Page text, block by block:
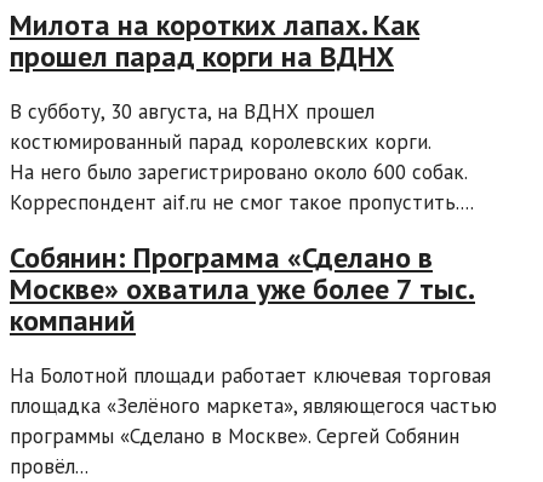
Милота на коротких лапах. Как
прошел парад корги на ВДНХ
В субботу, 30 августа, на ВДНХ прошел
костюмированный парад королевских корги.
На него было зарегистрировано около 600 собак.
Корреспондент aif.ru не смог такое пропустить....
Собянин: Программа «Сделано в
Москве» охватила уже более 7 тыс.
компаний
На Болотной площади работает ключевая торговая
площадка «Зелёного маркета», являющегося частью
программы «Сделано в Москве». Сергей Собянин
провёл...